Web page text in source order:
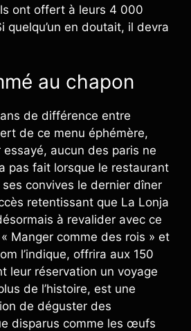
ont offert à leurs 4 000
quelqu’un en doutait, il devra
au chapon
de différence entre
de ce menu éphémère,
essayé, aucun des paris ne
pas fait lorsque le restaurant
ses convives le dernier dîner
retentissant que La Lonja
à revalider avec ce
Manger comme des rois » et
l’indique, offrira aux 150
leur réservation un voyage
de l’histoire, est une
de déguster des
disparus comme les œufs